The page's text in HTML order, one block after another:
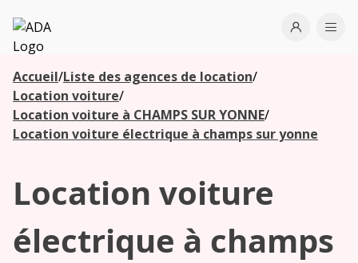
ADA
Open
Accueil/Liste des agences de location/
Location voiture/
Location voiture à CHAMPS SUR YONNE/
Location voiture électrique à champs sur yonne
Location voiture
électrique à champs
Les
agences à
proximité
Commencez
votre
recherche
pour voir les